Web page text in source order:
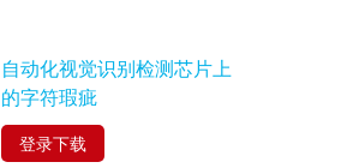
自动化视觉识别检测芯片上
的字符瑕疵
登录下载